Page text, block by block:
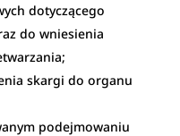
dotyczącego
do wniesienia
skargi do organu
podejmowaniu